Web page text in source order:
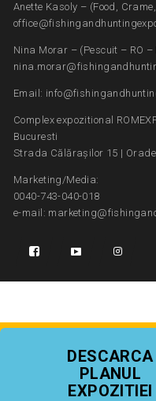
Anette Kasoly – (Food,
Nina Morar – (Pescuit – RO
Email:
Complex expozitional
Bucuresti
Strada Călărașilor 15 |
Marketing/Media:
0040-743-040-018
e-mail:
DESCARCA
PLANUL
EXPOZITIEI